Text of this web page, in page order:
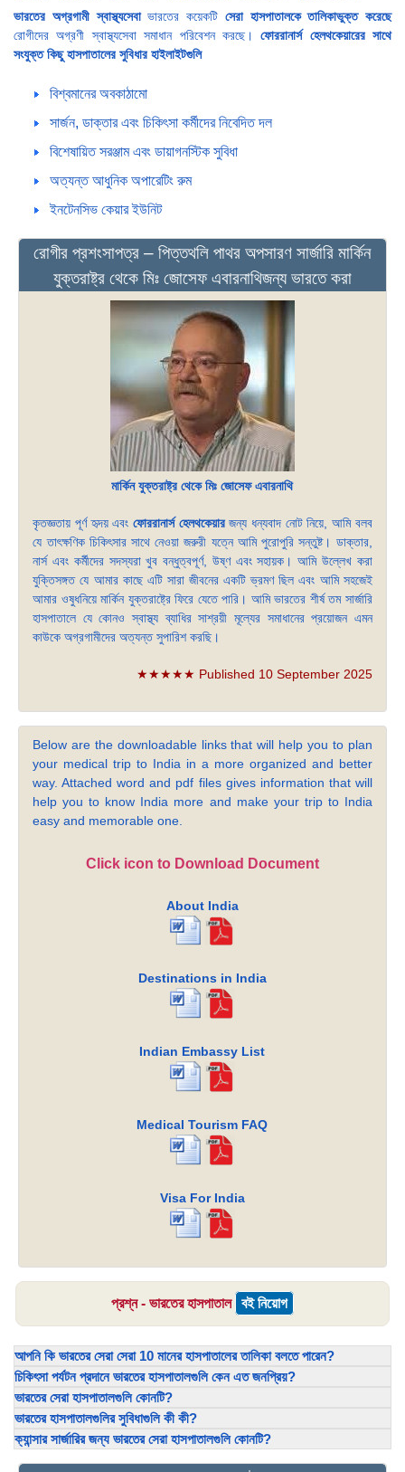
ভারতের অগ্রগামী স্বাস্থ্যসেবাভারতের কয়েকটি সেরা হাসপাতালকে তালিকাভুক্ত করেছে
রোগীদের অগ্রণী স্বাস্থ্যসেবা সমাধান পরিবেশন করছে।ফোররানার্স হেলথকেয়ারের সাথে
সংযুক্ত কিছু হাসপাতালের সুবিধার হাইলাইটগুলি
বিশ্বমানের অবকাঠামো
সার্জন, ডাক্তার এবং চিকিৎসা কর্মীদের নিবেদিত দল
বিশেষায়িত সরঞ্জাম এবং ডায়াগনস্টিক সুবিধা
অত্যন্ত আধুনিক অপারেটিং রুম
ইনটেনসিভ কেয়ার ইউনিট
রোগীর প্রশংসাপত্র – পিত্তথলি পাথর অপসারণ সার্জারি মার্কিন
যুক্তরাষ্ট্র থেকে মিঃ জোসেফ এবারনাথিজন্য ভারতে করা
মার্কিন যুক্তরাষ্ট্র থেকে মিঃ জোসেফ এবারনাথি
কৃতজ্ঞতায় পূর্ণ হৃদয় এবং ফোররানার্স হেলথকেয়ারজন্য ধন্যবাদ নোট নিয়ে, আমি বলব
যে তাৎক্ষণিক চিকিৎসার সাথে নেওয়া জরুরী যত্নে আমি পুরোপুরি সন্তুষ্ট। ডাক্তার,
নার্স এবং কর্মীদের সদস্যরা খুব বন্ধুত্বপূর্ণ, উষ্ণ এবং সহায়ক। আমি উল্লেখ করা
যুক্তিসঙ্গত যে আমার কাছে এটি সারা জীবনের একটি ভ্রমণ ছিল এবং আমি সহজেই
আমার ওষুধনিয়ে মার্কিন যুক্তরাষ্ট্রে ফিরে যেতে পারি। আমি ভারতের শীর্ষ তম সার্জারি
হাসপাতালে যে কোনও স্বাস্থ্য ব্যাধির সাশ্রয়ী মূল্যের সমাধানের প্রয়োজন এমন
কাউকে অগ্রগামীদের অত্যন্ত সুপারিশ করছি।
★★★★★ Published 10 September 2025
Below are the downloadable links that will help you to plan
your medical trip to India in a more organized and better
way. Attached word and pdf files gives information that will
help you to know India more and make your trip to India
easy and memorable one.
Click icon to Download Document
About India
Destinations in India
Indian Embassy List
Medical Tourism FAQ
Visa For India
প্রশ্ন - ভারতের হাসপাতাল বই নিয়োগ
আপনি কি ভারতের সেরা সেরা 10 মানের হাসপাতালের তালিকা বলতে পারেন?
চিকিৎসা পর্যটন প্রদানে ভারতের হাসপাতালগুলি কেন এত জনপ্রিয়?
ভারতের সেরা হাসপাতালগুলি কোনটি?
ভারতের হাসপাতালগুলির সুবিধাগুলি কী কী?
ক্যান্সার সার্জারির জন্য ভারতের সেরা হাসপাতালগুলি কোনটি?